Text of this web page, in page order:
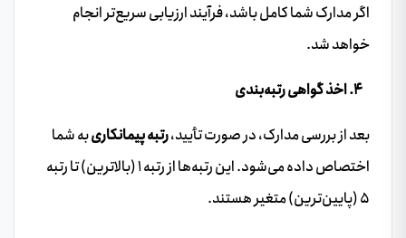
اگر مدارک شما کامل باشد، فرآیند ارزیابی سریع‌تر انجام
خواهد شد.
بعد از بررسی مدارک، در صورت تأیید،رتبه پیمانکاریبه شما
اختصاص داده می‌شود. این رتبه‌ها از رتبه ۱ (بالاترین) تا رتبه
۵ (پایین‌ترین) متغیر هستند.